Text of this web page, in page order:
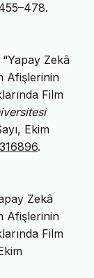
Zekâ
Afişlerinin
Film
Ekim
.
Zekâ
Afişlerinin
Film